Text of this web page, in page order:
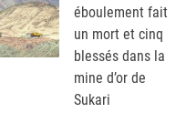
éboulement fait
un mort et cinq
blessés dans la
mine d’or de
Sukari